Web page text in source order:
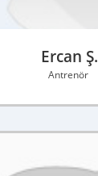
Ercan Ş.
Antrenör